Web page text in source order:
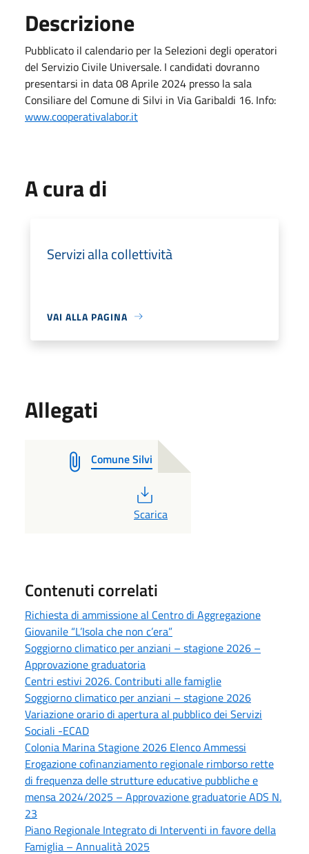
Descrizione
Pubblicato il calendario per la Selezioni degli operatori
del Servizio Civile Universale. I candidati dovranno
presentarsi in data 08 Aprile 2024 presso la sala
Consiliare del Comune di Silvi in Via Garibaldi 16. Info:
www.cooperativalabor.it
A cura di
Servizi alla collettività
VAI ALLA PAGINA
Allegati
Comune Silvi
PDF
Scarica
Contenuti correlati
Richiesta di ammissione al Centro di Aggregazione
Giovanile “L’Isola che non c’era”
Soggiorno climatico per anziani – stagione 2026 –
Approvazione graduatoria
Centri estivi 2026. Contributi alle famiglie
Soggiorno climatico per anziani – stagione 2026
Variazione orario di apertura al pubblico dei Servizi
Sociali -ECAD
Colonia Marina Stagione 2026 Elenco Ammessi
Erogazione cofinanziamento regionale rimborso rette
di frequenza delle strutture educative pubbliche e
mensa 2024/2025 – Approvazione graduatorie ADS N.
23
Piano Regionale Integrato di Interventi in favore della
Famiglia – Annualità 2025